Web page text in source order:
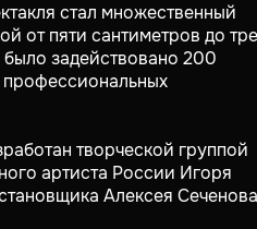
стал множественный
от пяти сантиметров до
задействовано 200
профессиональных
творческой группой
артиста России Игоря
Алексея